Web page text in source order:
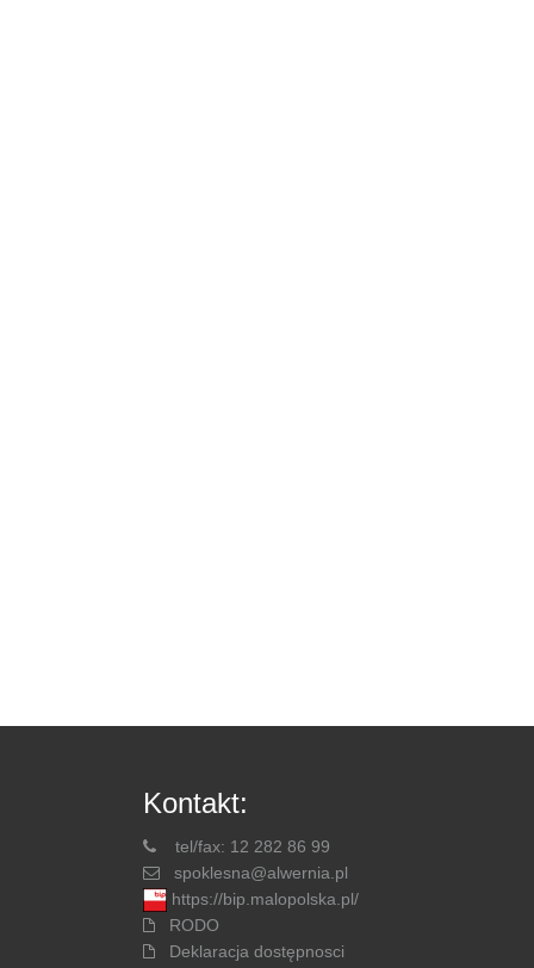
Kontakt:
tel/fax: 12 282 86 99
spoklesna@alwernia.pl
https://bip.malopolska.pl/
RODO
Deklaracja dostępnosci